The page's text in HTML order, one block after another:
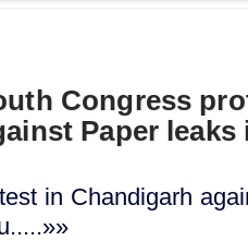
Congress
Paper leaks
in Chandigarh